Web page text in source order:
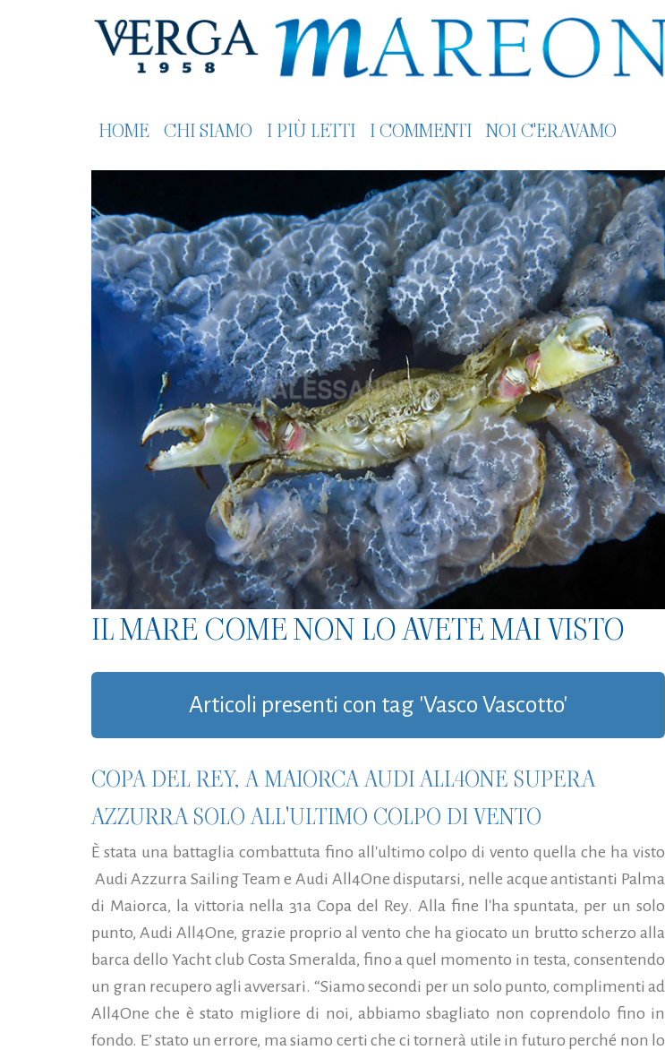
HOME CHI SIAMO I PIÙ LETTI I COMMENTI NOI C'ERAVAMO
IL MARE COME NON LO AVETE MAI VISTO
Articoli presenti con tag 'Vasco Vascotto'
COPA DEL REY, A MAIORCA AUDI ALL4ONE SUPERA
AZZURRA SOLO ALL'ULTIMO COLPO DI VENTO
È stata una battaglia combattuta fino all'ultimo colpo di vento quella che ha visto
Audi Azzurra Sailing Team e Audi All4One disputarsi, nelle acque antistanti Palma
di Maiorca, la vittoria nella 31a Copa del Rey. Alla fine l'ha spuntata, per un solo
punto, Audi All4One, grazie proprio al vento che ha giocato un brutto scherzo alla
barca dello Yacht club Costa Smeralda, fino a quel momento in testa, consentendo
un gran recupero agli avversari. “Siamo secondi per un solo punto, complimenti ad
All4One che è stato migliore di noi, abbiamo sbagliato non coprendolo fino in
fondo. E’ stato un errore, ma siamo certi che ci tornerà utile in futuro perché non lo